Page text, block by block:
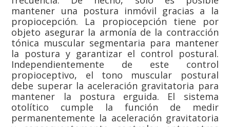
mantener una postura inmóvil gracias a la
propiocepción. La propiocepción tiene por
objeto asegurar la armonía de la contracción
tónica muscular segmentaria para mantener
la postura y garantizar el control postural.
Independientemente de este control
propioceptivo, el tono muscular postural
debe superar la aceleración gravitatoria para
mantener la postura erguida. El sistema
otolítico cumple la función de medir
permanentemente la aceleración gravitatoria